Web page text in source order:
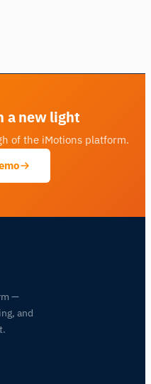
a new light
of the iMotions platform.
—
and